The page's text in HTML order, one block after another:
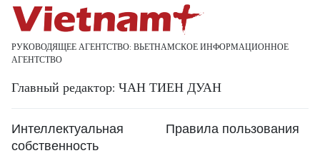
РУКОВОДЯЩЕЕ АГЕНТСТВО: ВЬЕТНАМСКОЕ ИНФОРМАЦИОННОЕ
АГЕНТСТВО
Главный редактор: ЧАН ТИЕН ДУАН
Интеллектуальная
собственность
Правила пользования